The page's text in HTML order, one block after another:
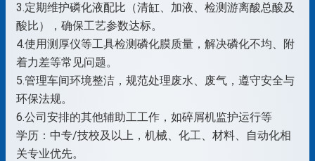
3.定期维护磷化液配比（清缸、加液、检测游离酸总酸及
酸比），确保工艺参数达标。
4.使用测厚仪等工具检测磷化膜质量，解决磷化不均、附
着力差等常见问题。
5.管理车间环境整洁，规范处理废水、废气，遵守安全与
环保法规。
6.公司安排的其他辅助工工作，如碎屑机监护运行等
学历：中专/技校及以上，机械、化工、材料、自动化相
关专业优先。